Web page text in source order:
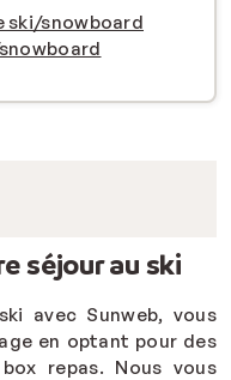
ski/snowboard
séjour au ski
avec Sunweb, vous
en optant pour des
repas. Nous vous